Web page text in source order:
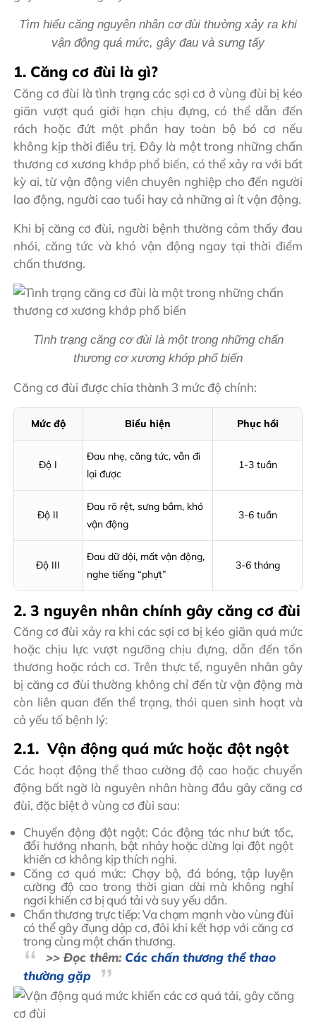
Tìm hiểu căng nguyên nhân cơ đùi thường xảy ra khi
vận động quá mức, gây đau và sưng tấy
1. Căng cơ đùi là gì?
Căng cơ đùi là tình trạng các sợi cơ ở vùng đùi bị kéo
giãn vượt quá giới hạn chịu đựng, có thể dẫn đến
rách hoặc đứt một phần hay toàn bộ bó cơ nếu
không kịp thời điều trị. Đây là một trong những chấn
thương cơ xương khớp phổ biến, có thể xảy ra với bất
kỳ ai, từ vận động viên chuyên nghiệp cho đến người
lao động, người cao tuổi hay cả những ai ít vận động.
Khi bị căng cơ đùi, người bệnh thường cảm thấy đau
nhói, căng tức và khó vận động ngay tại thời điểm
chấn thương.
Tình trạng căng cơ đùi là một trong những chấn
thương cơ xương khớp phổ biến
Căng cơ đùi được chia thành 3 mức độ chính:
Mức độ Biểu hiện Phục hồi
Độ I
Đau nhẹ, căng tức, vẫn đi
lại được
1-3 tuần
Độ II
Đau rõ rệt, sưng bầm, khó
vận động
3-6 tuần
Độ III
Đau dữ dội, mất vận động,
nghe tiếng “phựt”
3-6 tháng
2. 3 nguyên nhân chính gây căng cơ đùi
Căng cơ đùi xảy ra khi các sợi cơ bị kéo giãn quá mức
hoặc chịu lực vượt ngưỡng chịu đựng, dẫn đến tổn
thương hoặc rách cơ. Trên thực tế, nguyên nhân gây
bị căng cơ đùi thường không chỉ đến từ vận động mà
còn liên quan đến thể trạng, thói quen sinh hoạt và
cả yếu tố bệnh lý:
2.1. Vận động quá mức hoặc đột ngột
Các hoạt động thể thao cường độ cao hoặc chuyển
động bất ngờ là nguyên nhân hàng đầu gây căng cơ
đùi, đặc biệt ở vùng cơ đùi sau:
Chuyển động đột ngột: Các động tác như bứt tốc,
đổi hướng nhanh, bật nhảy hoặc dừng lại đột ngột
khiến cơ không kịp thích nghi.
Căng cơ quá mức: Chạy bộ, đá bóng, tập luyện
cường độ cao trong thời gian dài mà không nghỉ
ngơi khiến cơ bị quá tải và suy yếu dần.
Chấn thương trực tiếp: Va chạm mạnh vào vùng đùi
có thể gây đụng dập cơ, đôi khi kết hợp với căng cơ
trong cùng một chấn thương.
>> Đọc thêm: Các chấn thương thể thao
thường gặp